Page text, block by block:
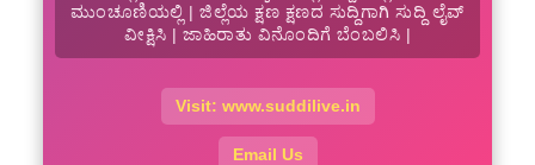
ಮುಂಚೂಣಿಯಲ್ಲಿ | ಜಿಲ್ಲೆಯ ಕ್ಷಣ ಕ್ಷಣದ ಸುದ್ದಿಗಾಗಿ ಸುದ್ದಿ ಲೈವ್
ವೀಕ್ಷಿಸಿ | ಜಾಹಿರಾತು ವಿನೊಂದಿಗೆ ಬೆಂಬಲಿಸಿ |
Visit: www.suddilive.in
Email Us